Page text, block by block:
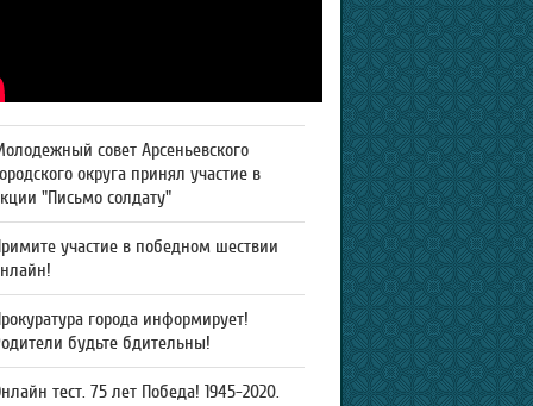
совет Арсеньевского
округа принял участие в
"Письмо солдату"
участие в победном шествии
города информирует!
будьте бдительны!
тест. 75 лет Победа! 1945-2020.